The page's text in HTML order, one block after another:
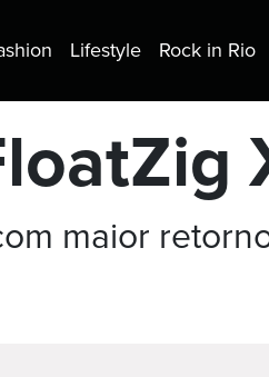
Lifestyle Rock in Rio
maior